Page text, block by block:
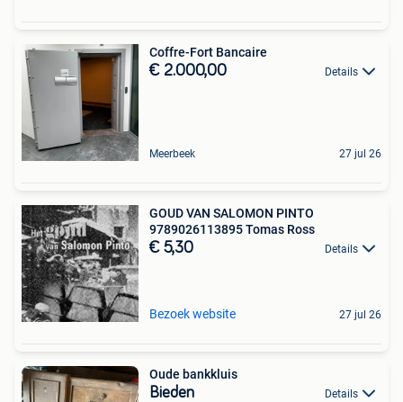
Coffre-Fort Bancaire
€ 2.000,00 Details
Meerbeek 27 jul 26
GOUD VAN SALOMON PINTO
9789026113895 Tomas Ross
€ 5,30 Details
Bezoek website 27 jul 26
Oude bankkluis
Bieden Details